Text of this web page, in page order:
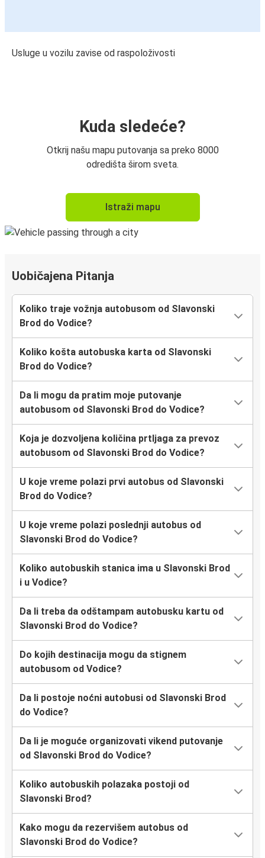
Usluge u vozilu zavise od raspoloživosti
Kuda sledeće?
Otkrij našu mapu putovanja sa preko 8000
odredišta širom sveta.
Istraži mapu
Uobičajena Pitanja
Koliko traje vožnja autobusom od Slavonski
Brod do Vodice?
Koliko košta autobuska karta od Slavonski
Brod do Vodice?
Da li mogu da pratim moje putovanje
autobusom od Slavonski Brod do Vodice?
Koja je dozvoljena količina prtljaga za prevoz
autobusom od Slavonski Brod do Vodice?
U koje vreme polazi prvi autobus od Slavonski
Brod do Vodice?
U koje vreme polazi poslednji autobus od
Slavonski Brod do Vodice?
Koliko autobuskih stanica ima u Slavonski Brod
i u Vodice?
Da li treba da odštampam autobusku kartu od
Slavonski Brod do Vodice?
Do kojih destinacija mogu da stignem
autobusom od Vodice?
Da li postoje noćni autobusi od Slavonski Brod
do Vodice?
Da li je moguće organizovati vikend putovanje
od Slavonski Brod do Vodice?
Koliko autobuskih polazaka postoji od
Slavonski Brod?
Kako mogu da rezervišem autobus od
Slavonski Brod do Vodice?